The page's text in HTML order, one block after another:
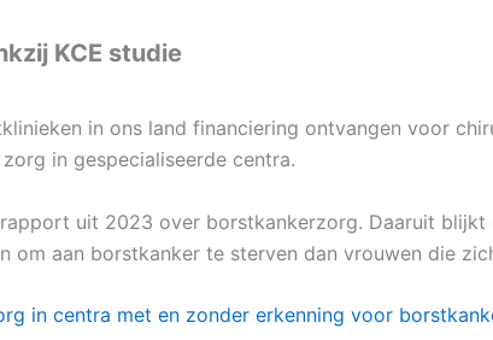
KCE studie
in ons land financiering ontvangen voor
in gespecialiseerde centra.
uit 2023 over borstkankerzorg. Daaruit
om aan borstkanker te sterven dan vrouwen die
in centra met en zonder erkenning voor